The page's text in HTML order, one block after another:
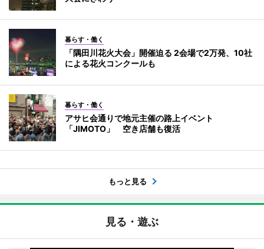
暮らす・働く
「隅田川花火大会」開催迫る 2会場で2万発、10社
による花火コンクールも
暮らす・働く
アサヒ会通りで地元主催の路上イベント
「JIMOTO」 空き店舗も復活
もっと見る
見る・遊ぶ